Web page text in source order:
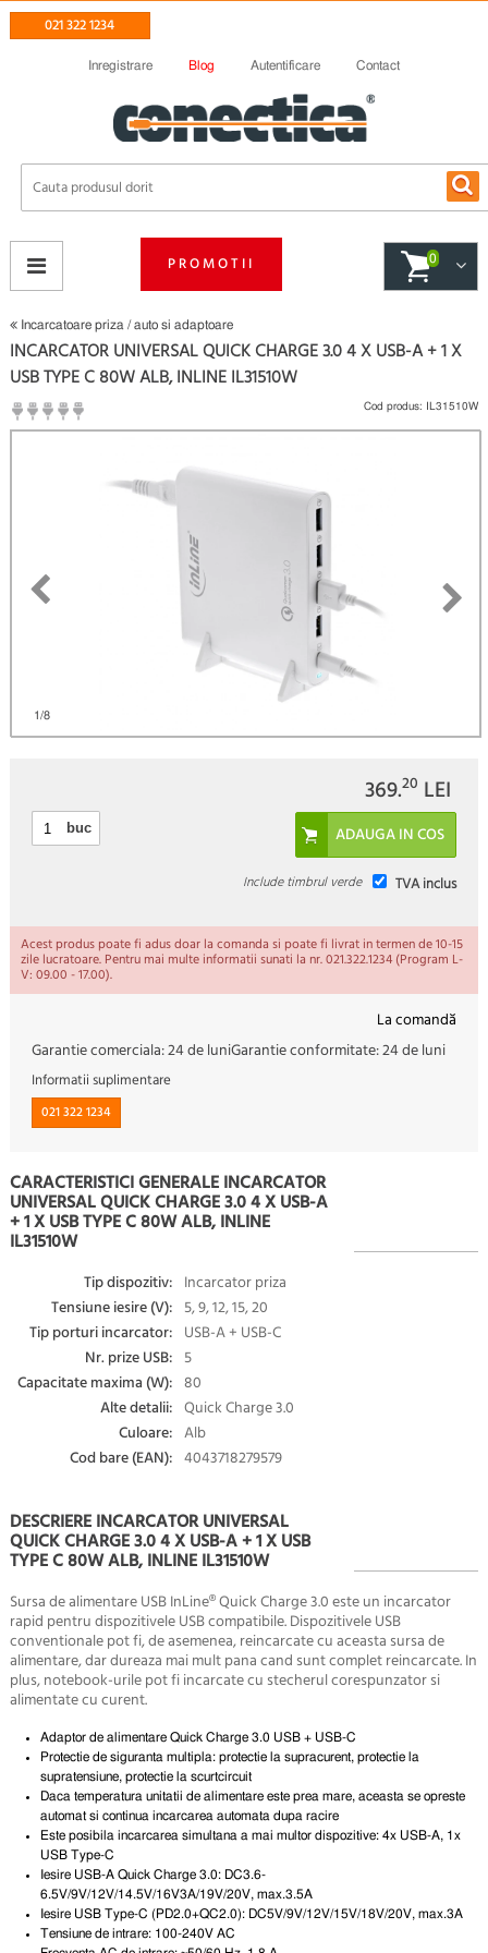
021 322 1234
Inregistrare Blog Autentificare Contact
PROMOTII 0
Incarcatoare priza / auto si adaptoare
1/8
INCARCATOR UNIVERSAL QUICK CHARGE 3.0 4 X USB-A + 1 X
USB TYPE C 80W ALB, INLINE IL31510W
(
Cod produs: IL31510W
369.20 LEI
buc
TVA inclus
Include timbrul verde
Acest produs poate fi adus doar la comanda si poate fi livrat in termen de 10-15
zile lucratoare. Pentru mai multe informatii sunati la nr. 021.322.1234 (Program L-
V: 09.00 - 17.00).
La comandă
Garantie comerciala:24 de luniGarantie conformitate:24 de luni
Informatii suplimentare
021 322 1234
CARACTERISTICI GENERALE INCARCATOR
UNIVERSAL QUICK CHARGE 3.0 4 X USB-A
+ 1 X USB TYPE C 80W ALB, INLINE
IL31510W
Tip dispozitiv: Incarcator priza
Tensiune iesire (V): 5, 9, 12, 15, 20
Tip porturi incarcator: USB-A + USB-C
Nr. prize USB: 5
Capacitate maxima (W): 80
Alte detalii: Quick Charge 3.0
Culoare: Alb
Cod bare (EAN): 4043718279579
DESCRIERE INCARCATOR UNIVERSAL
QUICK CHARGE 3.0 4 X USB-A + 1 X USB
TYPE C 80W ALB, INLINE IL31510W
Sursa de alimentare USB InLine® Quick Charge 3.0 este un incarcator
rapid pentru dispozitivele USB compatibile. Dispozitivele USB
conventionale pot fi, de asemenea, reincarcate cu aceasta sursa de
alimentare, dar dureaza mai mult pana cand sunt complet reincarcate. In
plus, notebook-urile pot fi incarcate cu stecherul corespunzator si
alimentate cu curent.
Adaptor de alimentare Quick Charge 3.0 USB + USB-C
Protectie de siguranta multipla: protectie la supracurent, protectie la
supratensiune, protectie la scurtcircuit
Daca temperatura unitatii de alimentare este prea mare, aceasta se opreste
automat si continua incarcarea automata dupa racire
Este posibila incarcarea simultana a mai multor dispozitive: 4x USB-A, 1x
USB Type-C
Iesire USB-A Quick Charge 3.0: DC3.6-
6.5V/9V/12V/14.5V/16V3A/19V/20V, max.3.5A
Iesire USB Type-C (PD2.0+QC2.0): DC5V/9V/12V/15V/18V/20V, max.3A
Tensiune de intrare: 100-240V AC